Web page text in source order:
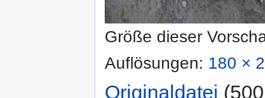
Größe dieser
Auflösungen: 180 ×
Originaldatei